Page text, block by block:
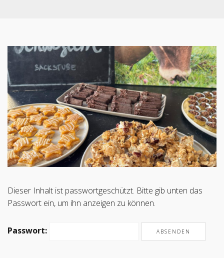
Dieser Inhalt ist passwortgeschützt. Bitte gib unten das
Passwort ein, um ihn anzeigen zu können.
Passwort: